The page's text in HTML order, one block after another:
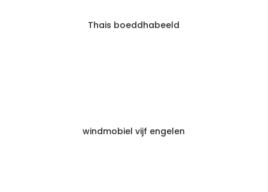
Thais boeddhabeeld
windmobiel vijf engelen